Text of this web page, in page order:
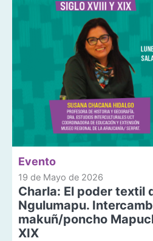
Evento
19 de Mayo de 2026
Charla: El poder textil
Ngulumapu.
makuñ/poncho
XIX